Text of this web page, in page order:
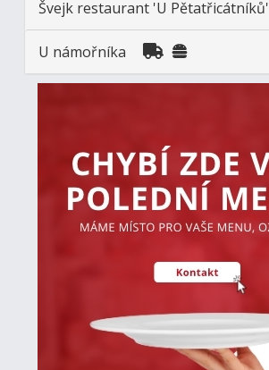
Švejk restaurant 'U Pětatřicátníků'
U námořníka